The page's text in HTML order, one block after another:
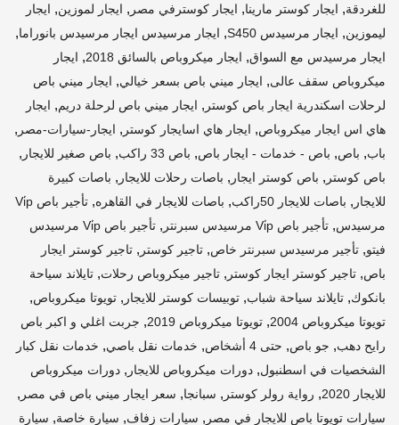
للغردقة, ايجار كوستر مارينا, ايجار كوسترفي مصر , ايجار لموزين, ايجار
ليموزين, ايجار مرسيدس S450 , ايجار مرسيدس ايجار مرسيدس بانوراما,
ايجار مرسيدس مع السواق, ايجار ميكروباص بالسائق 2018 , ايجار
ميكروباص سقف عالى, ايجار ميني باص بسعر خيالي, ايجار ميني باص
لرحلات اسكندرية ايجار باص كوستر , ايجار ميني باص لرحلة دريم, ايجار
هاي اس ايجار ميكروباص, ايجار هاي اسايجار كوستر , ايجار-سيارات-مصر ,
باب, باص, باص - خدمات - ايجار باص, باص 33 راكب , باص صغير للايجار ,
باص كوستر , باص كوستر ايجار , باصات رحلات للايجار , باصات كبيرة
للايجار , باصات للايجار 50راكب , باصات للايجار في القاهره,
تأجير باص Vi̇p
مرسيدس, تأجير باص Vi̇p مرسيدس سبرنتر ,
تأجير باص Vi̇p مرسيدس
فيتو, تأجير مرسيدس سبرنتر خاص, تاجير كوستر , تاجير كوستر ايجار
باص, تاجير كوستر ايجار كوستر , تاجير ميكروباص رحلات, تايلاند سياحة
بانكوك, تايلاند سياحة شباب, توبيسات كوستر للايجار , تويوتا ميكروباص,
تويوتا ميكروباص 2004 , تويوتا ميكروباص 2019 , جربت اغلي و اكبر باص
رايح دهب, جو باص, حتى 4 أشخاص , خدمات نقل باصي, خدمات نقل كبار
الشخصيات في اسطنبول, دورات ميكروباص للايجار , دورات ميكروباص
للايجار 2020
, رواية رولر كوستر , سبانجا, سعر ايجار ميني باص في مصر ,
سيارات تويوتا باص للايجار في مصر , سيارات زفاف, سيارة خاصة, سيارة